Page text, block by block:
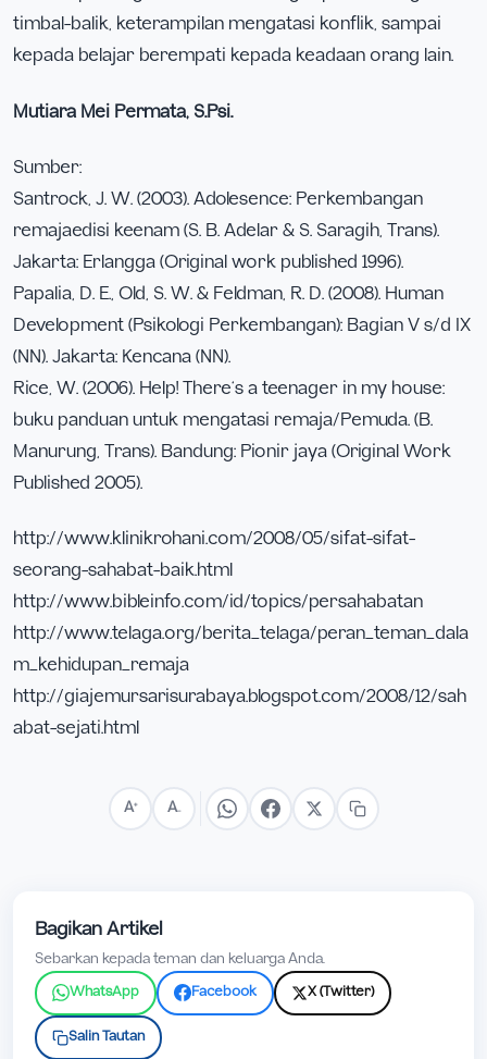
timbal-balik, keterampilan mengatasi konflik, sampai
kepada belajar berempati kepada keadaan orang lain.
Mutiara Mei Permata, S.Psi.
Sumber:
Santrock, J. W. (2003). Adolesence: Perkembangan
remajaedisi keenam (S. B. Adelar & S. Saragih, Trans).
Jakarta: Erlangga (Original work published 1996).
Papalia, D. E., Old, S. W. & Feldman, R. D. (2008). Human
Development (Psikologi Perkembangan): Bagian V s/d IX
(NN). Jakarta: Kencana (NN).
Rice, W. (2006). Help! There’s a teenager in my house:
buku panduan untuk mengatasi remaja/Pemuda. (B.
Manurung, Trans). Bandung: Pionir jaya (Original Work
Published 2005).
http://www.klinikrohani.com/2008/05/sifat-sifat-
seorang-sahabat-baik.html
http://www.bibleinfo.com/id/topics/persahabatan
http://www.telaga.org/berita_telaga/peran_teman_dala
m_kehidupan_remaja
http://giajemursarisurabaya.blogspot.com/2008/12/sah
abat-sejati.html
A+ A−
Bagikan Artikel
Sebarkan kepada teman dan keluarga Anda.
WhatsApp Facebook X (Twitter)
Salin Tautan